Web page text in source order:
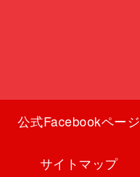
公式Facebookページ
サイトマップ